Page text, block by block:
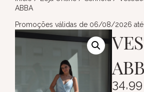
ABBA
Promoções válidas de 06/08/2026
34,99